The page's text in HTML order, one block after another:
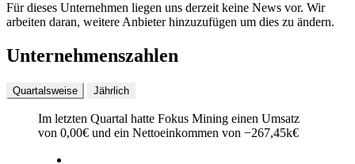
Für dieses Unternehmen liegen uns derzeit keine News vor. Wir
arbeiten daran, weitere Anbieter hinzuzufügen um dies zu ändern.
Unternehmenszahlen
Quartalsweise Jährlich
Im letzten Quartal hatte Fokus Mining einen Umsatz
von 0,00€ und ein Nettoeinkommen von −267,45k€